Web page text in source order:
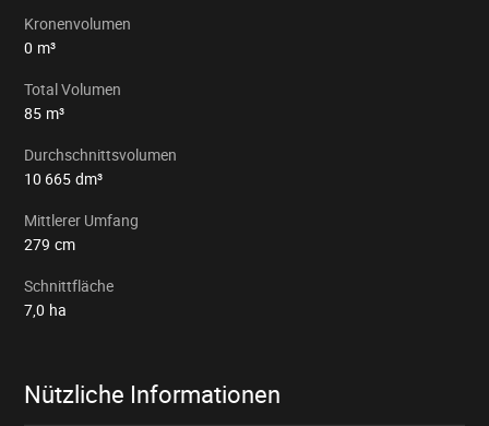
Kronenvolumen
0 m³
Total Volumen
85 m³
Durchschnittsvolumen
10 665 dm³
Mittlerer Umfang
279 cm
Schnittfläche
7,0 ha
Nützliche Informationen